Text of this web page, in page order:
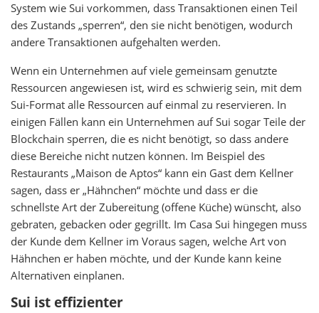
System wie Sui vorkommen, dass Transaktionen einen Teil
des Zustands „sperren“, den sie nicht benötigen, wodurch
andere Transaktionen aufgehalten werden.
Wenn ein Unternehmen auf viele gemeinsam genutzte
Ressourcen angewiesen ist, wird es schwierig sein, mit dem
Sui-Format alle Ressourcen auf einmal zu reservieren. In
einigen Fällen kann ein Unternehmen auf Sui sogar Teile der
Blockchain sperren, die es nicht benötigt, so dass andere
diese Bereiche nicht nutzen können. Im Beispiel des
Restaurants „Maison de Aptos“ kann ein Gast dem Kellner
sagen, dass er „Hähnchen“ möchte und dass er die
schnellste Art der Zubereitung (offene Küche) wünscht, also
gebraten, gebacken oder gegrillt. Im Casa Sui hingegen muss
der Kunde dem Kellner im Voraus sagen, welche Art von
Hähnchen er haben möchte, und der Kunde kann keine
Alternativen einplanen.
Sui ist effizienter